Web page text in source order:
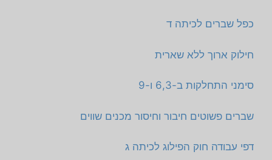
כפל שברים לכיתה ד
חילוק ארוך ללא שארית
סימני התחלקות ב-6,3 ו-9
שברים פשוטים חיבור וחיסור מכנים שווים
דפי עבודה חוק הפילוג לכיתה ג